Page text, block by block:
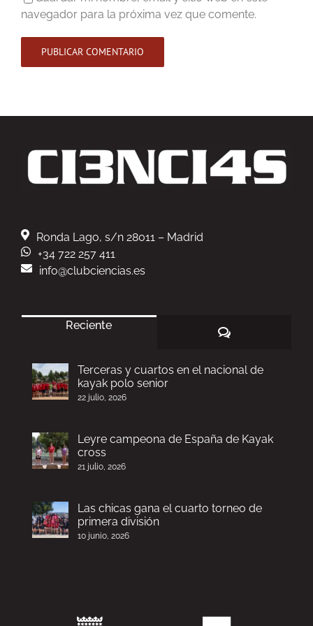
navegador para la próxima vez que comente.
Ronda Lago, s/n 28011 – Madrid
+34 722 257 411
info@clubciencias.es
Reciente
Comentarios
Terceras y cuartos en el nacional de
kayak polo senior
22 julio, 2026
Leyre campeona de España de Kayak
cross
21 julio, 2026
Las chicas gana el cuarto torneo de
primera división
10 junio, 2026